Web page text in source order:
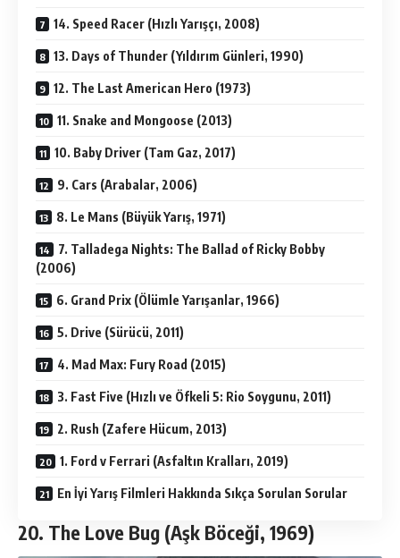
14. Speed Racer (Hızlı Yarışçı, 2008)
13. Days of Thunder (Yıldırım Günleri, 1990)
12. The Last American Hero (1973)
11. Snake and Mongoose (2013)
10. Baby Driver (Tam Gaz, 2017)
9. Cars (Arabalar, 2006)
8. Le Mans (Büyük Yarış, 1971)
7. Talladega Nights: The Ballad of Ricky Bobby
(2006)
6. Grand Prix (Ölümle Yarışanlar, 1966)
5. Drive (Sürücü, 2011)
4. Mad Max: Fury Road (2015)
3. Fast Five (Hızlı ve Öfkeli 5: Rio Soygunu, 2011)
2. Rush (Zafere Hücum, 2013)
1. Ford v Ferrari (Asfaltın Kralları, 2019)
En İyi Yarış Filmleri Hakkında Sıkça Sorulan Sorular
20. The Love Bug (Aşk Böceği, 1969)